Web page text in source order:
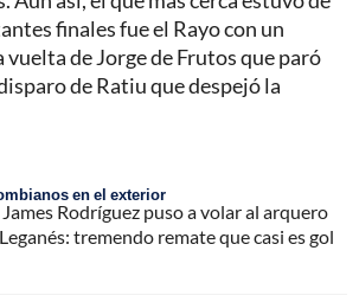
finales fue el Rayo con un
vuelta de Jorge de Frutos que paró
de Ratiu que despejó la
en el exterior
James Rodríguez puso a volar al arquero
tremendo remate que casi es gol